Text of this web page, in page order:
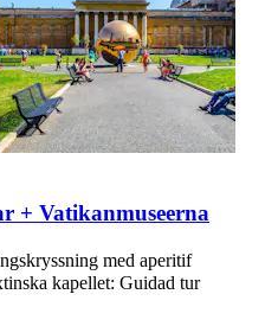
+ Vatikanmuseerna
med aperitif
kapellet: Guidad tur